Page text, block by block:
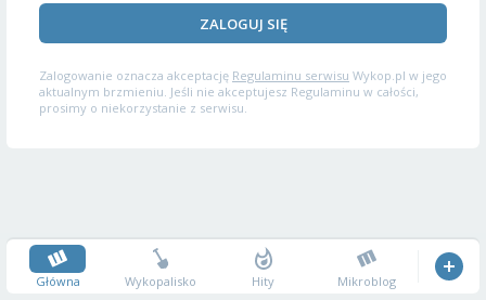
ZALOGUJ SIĘ
Zalogowanie oznacza akceptację Regulaminu serwisu Wykop.pl w jego
aktualnym brzmieniu. Jeśli nie akceptujesz Regulaminu w całości,
prosimy o niekorzystanie z serwisu.
Główna Wykopalisko Hity Mikroblog